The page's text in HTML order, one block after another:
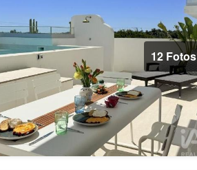
12 Fotos